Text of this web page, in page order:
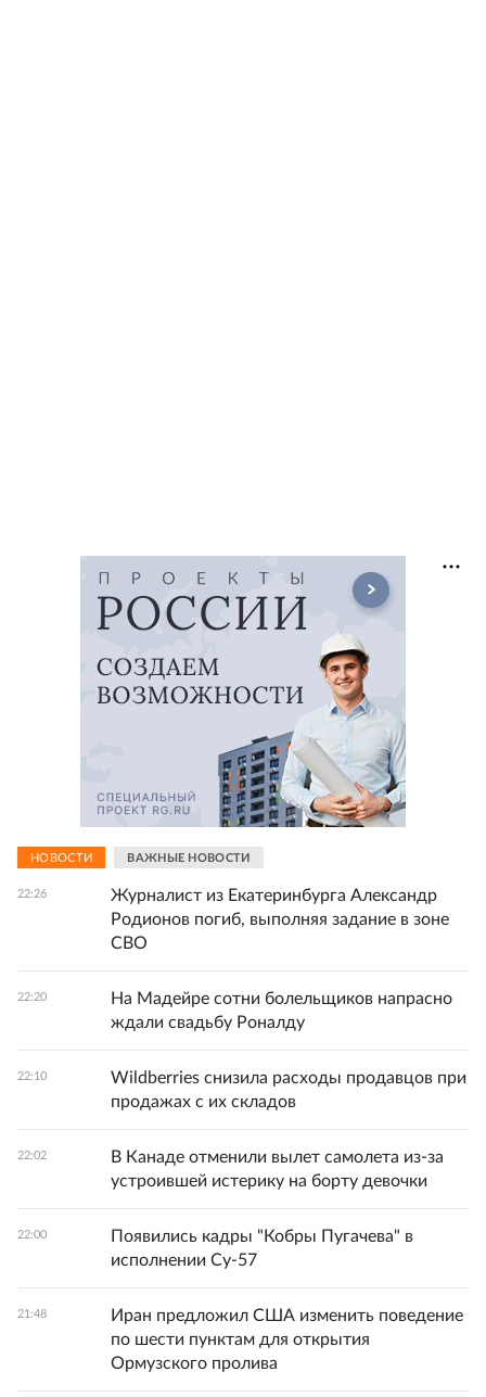
НОВОСТИ ВАЖНЫЕ НОВОСТИ
22:26
Журналист из Екатеринбурга Александр
Родионов погиб, выполняя задание в зоне
СВО
22:20
На Мадейре сотни болельщиков напрасно
ждали свадьбу Роналду
22:10
Wildberries снизила расходы продавцов при
продажах с их складов
22:02
В Канаде отменили вылет самолета из-за
устроившей истерику на борту девочки
22:00
Появились кадры "Кобры Пугачева" в
исполнении Су-57
21:48
Иран предложил США изменить поведение
по шести пунктам для открытия
Ормузского пролива